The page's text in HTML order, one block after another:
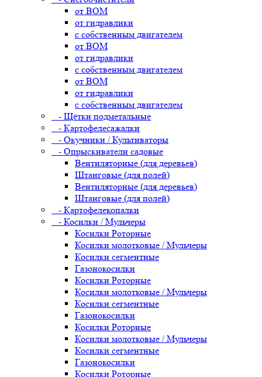
от ВОМ
от гидравлики
с собственным двигателем
от ВОМ
от гидравлики
с собственным двигателем
от ВОМ
от гидравлики
с собственным двигателем
- Щётки подметальные
- Картофелесажалки
- Окучники / Культиваторы
- Опрыскиватели садовые
Вентиляторные (для деревьев)
Штанговые (для полей)
Вентиляторные (для деревьев)
Штанговые (для полей)
- Картофелекопалки
- Косилки / Мульчеры
Косилки Роторные
Косилки молотковые / Мульчеры
Косилки сегментные
Газонокосилки
Косилки Роторные
Косилки молотковые / Мульчеры
Косилки сегментные
Газонокосилки
Косилки Роторные
Косилки молотковые / Мульчеры
Косилки сегментные
Газонокосилки
Косилки Роторные